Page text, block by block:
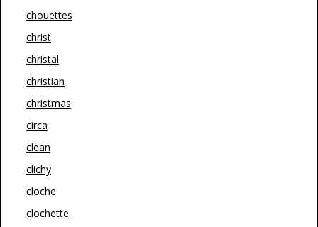
chouettes
christ
christal
christian
christmas
circa
clean
clichy
cloche
clochette